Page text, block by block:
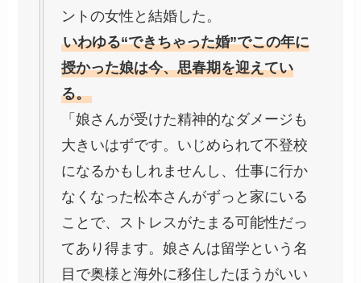
ントの女性と結婚した。
いわゆる“できちゃった婚”でこの年に
授かった娘は今、思春期を迎えてい
る。
「娘さんが受けた精神的なダメージも
大きいはずです。いじめられて不登校
になるかもしれませんし、仕事に行か
なくなった松本さんがずっと家にいる
ことで、ストレスがたまる可能性だっ
てあり得ます。娘さんは留学という名
目で奥様と海外に移住したほうがいい